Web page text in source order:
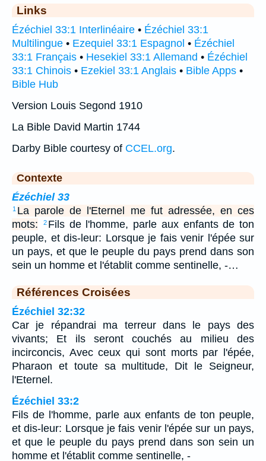
Links
Ézéchiel 33:1 Interlinéaire • Ézéchiel 33:1
Multilingue • Ezequiel 33:1 Espagnol • Ézéchiel
33:1 Français • Hesekiel 33:1 Allemand • Ézéchiel
33:1 Chinois • Ezekiel 33:1 Anglais • Bible Apps •
Bible Hub
Version Louis Segond 1910
La Bible David Martin 1744
Darby Bible courtesy of CCEL.org.
Contexte
Ézéchiel 33
1 La parole de l'Eternel me fut adressée, en ces
mots:
2 Fils de l'homme, parle aux enfants de ton
peuple, et dis-leur: Lorsque je fais venir l'épée sur
un pays, et que le peuple du pays prend dans son
sein un homme et l'établit comme sentinelle, -…
Références Croisées
Ézéchiel 32:32
Car je répandrai ma terreur dans le pays des
vivants; Et ils seront couchés au milieu des
incirconcis, Avec ceux qui sont morts par l'épée,
Pharaon et toute sa multitude, Dit le Seigneur,
l'Eternel.
Ézéchiel 33:2
Fils de l'homme, parle aux enfants de ton peuple,
et dis-leur: Lorsque je fais venir l'épée sur un pays,
et que le peuple du pays prend dans son sein un
homme et l'établit comme sentinelle, -